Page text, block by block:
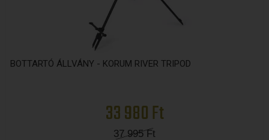
BOTTARTÓ ÁLLVÁNY - KORUM RIVER TRIPOD
33 980 Ft
37 995Ft